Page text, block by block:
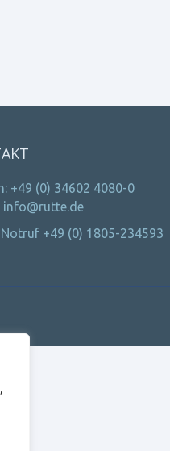
+49 (0) 34602 4080-0
info@rutte.de
+49 (0) 1805-234593